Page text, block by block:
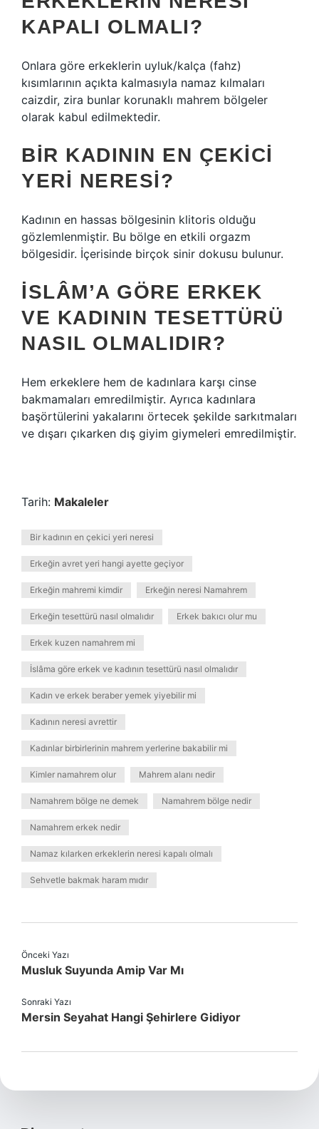
KAPALI OLMALI?
Onlara göre erkeklerin uyluk/kalça (fahz)
kısımlarının açıkta kalmasıyla namaz kılmaları
caizdir, zira bunlar korunaklı mahrem bölgeler
olarak kabul edilmektedir.
BIR KADININ EN ÇEKICI
YERI NERESI?
Kadının en hassas bölgesinin klitoris olduğu
gözlemlenmiştir. Bu bölge en etkili orgazm
bölgesidir. İçerisinde birçok sinir dokusu bulunur.
İSLÂM’A GÖRE ERKEK
VE KADININ TESETTÜRÜ
NASIL OLMALIDIR?
Hem erkeklere hem de kadınlara karşı cinse
bakmamaları emredilmiştir. Ayrıca kadınlara
başörtülerini yakalarını örtecek şekilde sarkıtmaları
ve dışarı çıkarken dış giyim giymeleri emredilmiştir.
Tarih: Makaleler
Bir kadının en çekici yeri neresi
Erkeğin avret yeri hangi ayette geçiyor
Erkeğin mahremi kimdir Erkeğin neresi Namahrem
Erkeğin tesettürü nasıl olmalıdır Erkek bakıcı olur mu
Erkek kuzen namahrem mi
İslâma göre erkek ve kadının tesettürü nasıl olmalıdır
Kadın ve erkek beraber yemek yiyebilir mi
Kadının neresi avrettir
Kadınlar birbirlerinin mahrem yerlerine bakabilir mi
Kimler namahrem olur Mahrem alanı nedir
Namahrem bölge ne demek Namahrem bölge nedir
Namahrem erkek nedir
Namaz kılarken erkeklerin neresi kapalı olmalı
Sehvetle bakmak haram mıdır
Önceki Yazı
Musluk Suyunda Amip Var Mı
Sonraki Yazı
Mersin Seyahat Hangi Şehirlere Gidiyor